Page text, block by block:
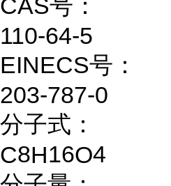
CAS号：
110-64-5
EINECS号：
203-787-0
分子式：
C8H16O4